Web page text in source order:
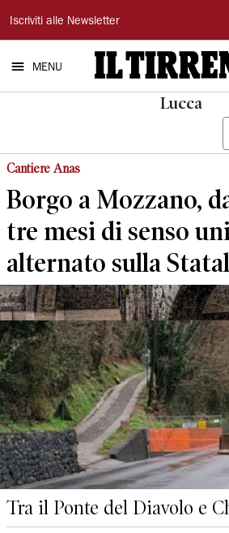
Il
Tirreno
Iscriviti alle Newsletter
MENU
Lucca
Cantiere Anas
Borgo a Mozzano,
tre mesi di senso
alternato sulla
Tra il Ponte del Diavolo e